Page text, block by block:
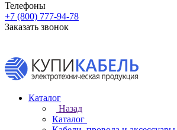
Телефоны
+7 (800) 777-94-78
Заказать звонок
Каталог
Назад
Каталог